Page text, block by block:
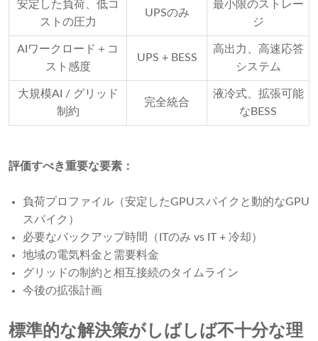
安定した負荷、低コ
ストの圧力
UPSのみ
最小限のストレー
ジ
AIワークロード＋コ
スト感度
UPS + BESS
高出力、高速応答
システム
大規模AI / グリッド
制約
完全統合
液冷式、拡張可能
なBESS
評価すべき重要な要素：
負荷プロファイル（安定したGPUスパイクと動的なGPU
スパイク）
必要なバックアップ時間（ITのみ vs IT + 冷却）
地域の電気料金と需要料金
グリッドの制約と相互接続のタイムライン
今後の拡張計画
標準的な解決策がしばしば不十分な理